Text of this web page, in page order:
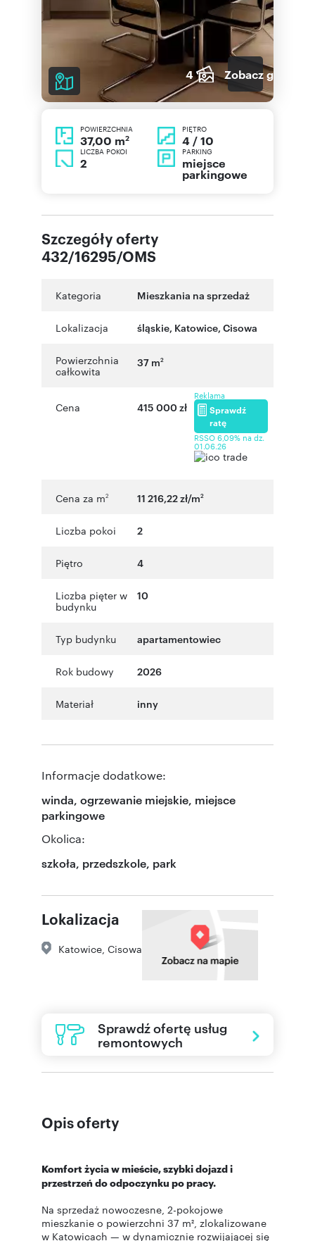
4 Zobacz galerię
POWIERZCHNIA
37,00 m2
PIĘTRO
4 / 10
LICZBA POKOI
2
PARKING
miejsce
parkingowe
Szczegóły oferty
432/16295/OMS
Kategoria Mieszkania na sprzedaż
Lokalizacja śląskie, Katowice, Cisowa
Powierzchnia
całkowita
37 m2
Cena 415 000 zł
Reklama
Sprawdź
ratę
RSSO 6,09% na dz.
01.06.26
Cena za m2 11 216,22 zł/m2
Liczba pokoi 2
Piętro 4
Liczba pięter w
budynku
10
Typ budynku apartamentowiec
Rok budowy 2026
Materiał inny
Informacje dodatkowe:
winda, ogrzewanie miejskie, miejsce
parkingowe
Okolica:
szkoła, przedszkole, park
Lokalizacja
Katowice Cisowa
Sprawdź ofertę usług
remontowych
Opis oferty
Komfort życia w mieście, szybki dojazd i
przestrzeń do odpoczynku po pracy.
Na sprzedaż nowoczesne, 2-pokojowe
mieszkanie o powierzchni 37 m², zlokalizowane
w Katowicach — w dynamicznie rozwijającej się